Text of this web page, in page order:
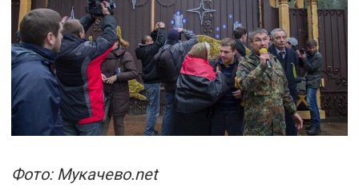
Фото: Мукачево.net